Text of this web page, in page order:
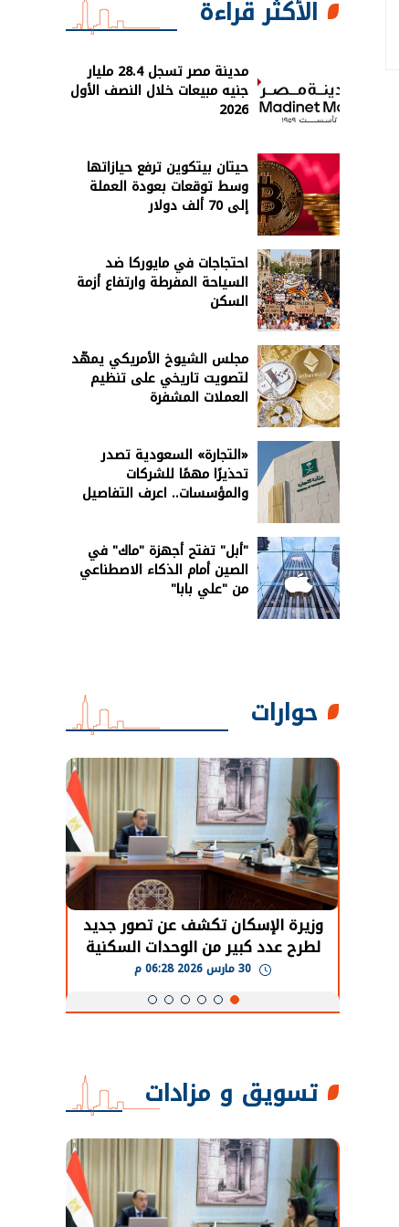
الأكثر قراءة
مدينة مصر تسجل 28.4 مليار
جنيه مبيعات خلال النصف الأول
2026
حيتان بيتكوين ترفع حيازاتها
وسط توقعات بعودة العملة
إلى 70 ألف دولار
احتجاجات في مايوركا ضد
السياحة المفرطة وارتفاع أزمة
السكن
مجلس الشيوخ الأمريكي يمهّد
لتصويت تاريخي على تنظيم
العملات المشفرة
«التجارة» السعودية تصدر
تحذيرًا مهمًا للشركات
والمؤسسات.. اعرف التفاصيل
"أبل" تفتح أجهزة "ماك" في
الصين أمام الذكاء الاصطناعي
من "علي بابا"
حوارات
وزيرة الإسكان تكشف عن تصور جديد
لطرح عدد كبير من الوحدات السكنية
بنظام الإيجار
تسويق و مزادات